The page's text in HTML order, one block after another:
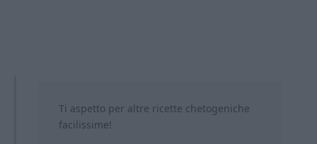
Ti aspetto per altre ricette chetogeniche
facilissime!